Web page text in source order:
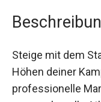
Steige mit dem
Höhen deiner
professionelle